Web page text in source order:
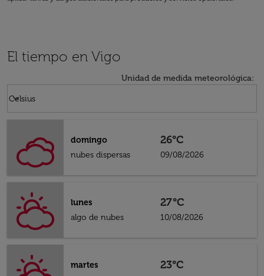
El tiempo en Vigo
Unidad de medida meteorológica:
Celsius
keyboard_arrow_down
domingo
nubes dispersas
26°C
09/08/2026
lunes
algo de nubes
27°C
10/08/2026
martes
23°C